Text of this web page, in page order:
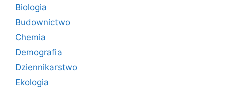
Biologia
Budownictwo
Chemia
Demografia
Dziennikarstwo
Ekologia